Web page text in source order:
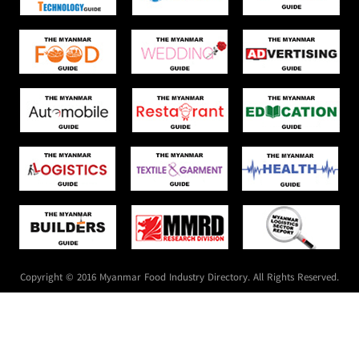
Copyright © 2016 Myanmar Food Industry Directory. All Rights Reserved.